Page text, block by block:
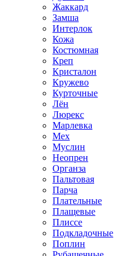
Жаккард
Замша
Интерлок
Кожа
Костюмная
Креп
Кристалон
Кружево
Курточные
Лён
Люрекс
Марлевка
Мех
Муслин
Неопрен
Органза
Пальтовая
Парча
Плательные
Плащевые
Плиссе
Подкладочные
Поплин